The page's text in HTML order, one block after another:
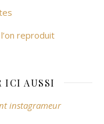
reproduit
ICI AUSSI
instagrameur